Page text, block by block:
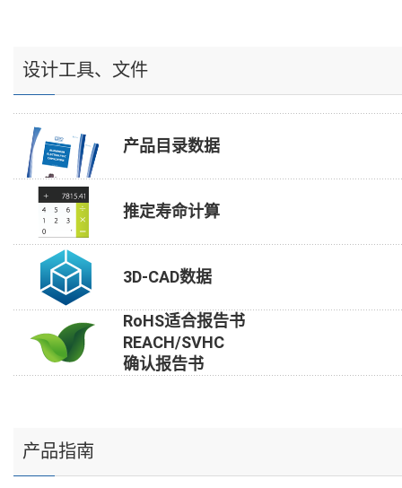
设计工具、文件
产品目录数据
推定寿命计算
3D-CAD数据
RoHS适合报告书
REACH/SVHC
确认报告书
产品指南